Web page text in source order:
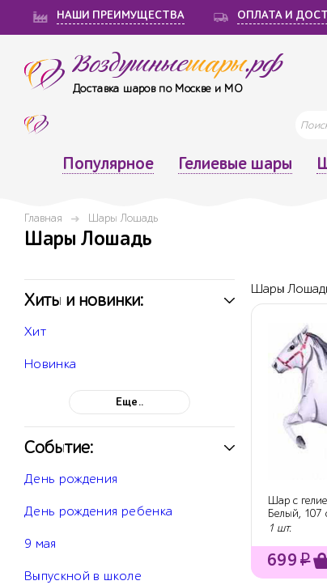
НАШИ ПРЕИМУЩЕСТВА ОПЛАТА И
Воздушныешары.рф
Доставка шаров по Москве и МО
Популярное Гелиевые шары
Главная Шары Лошадь
Шары Лошадь
Хиты и новинки:
Хит
Новинка
Еще..
Событие:
День рождения
День рождения ребенка
9 мая
Выпускной в школе
Шары
Шар с
Белый, 107
1 шт.
699 ₽